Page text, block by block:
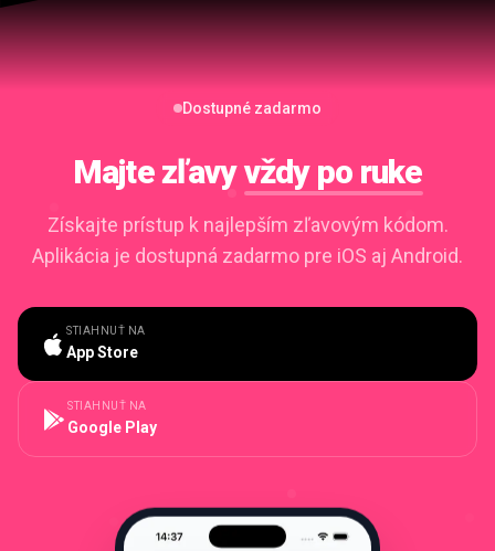
Dostupné zadarmo
Majte zľavyvždy po ruke
Získajte prístup k najlepším zľavovým kódom.
Aplikácia je dostupná zadarmo pre iOS aj Android.
STIAHNUŤ NA
App Store
STIAHNUŤ NA
Google Play